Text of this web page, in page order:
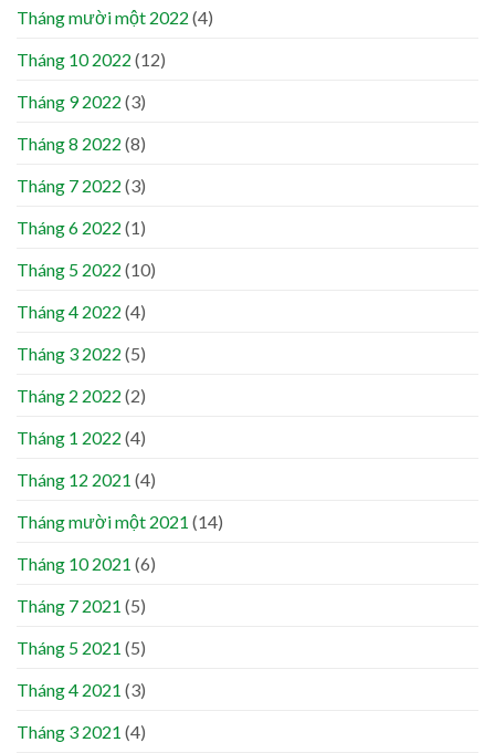
Tháng mười một 2022 (4)
Tháng 10 2022 (12)
Tháng 9 2022 (3)
Tháng 8 2022 (8)
Tháng 7 2022 (3)
Tháng 6 2022 (1)
Tháng 5 2022 (10)
Tháng 4 2022 (4)
Tháng 3 2022 (5)
Tháng 2 2022 (2)
Tháng 1 2022 (4)
Tháng 12 2021 (4)
Tháng mười một 2021 (14)
Tháng 10 2021 (6)
Tháng 7 2021 (5)
Tháng 5 2021 (5)
Tháng 4 2021 (3)
Tháng 3 2021 (4)